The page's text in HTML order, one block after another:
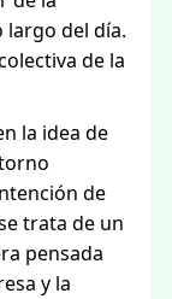
largo del día.
de la
la idea de
de
trata de un
pensada
y la